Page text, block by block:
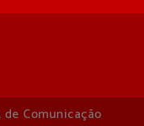
Comunicação